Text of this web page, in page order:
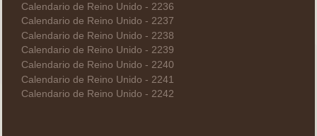
Calendario de Reino Unido - 2236
Calendario de Reino Unido - 2237
Calendario de Reino Unido - 2238
Calendario de Reino Unido - 2239
Calendario de Reino Unido - 2240
Calendario de Reino Unido - 2241
Calendario de Reino Unido - 2242